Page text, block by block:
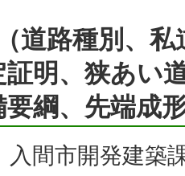
道路種別、私
明、狭あい
綱、先端成
入間市開発建築